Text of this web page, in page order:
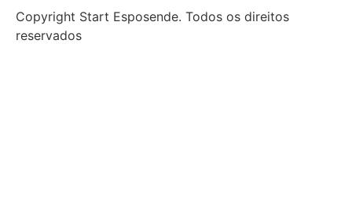
Copyright Start Esposende. Todos os direitos
reservados